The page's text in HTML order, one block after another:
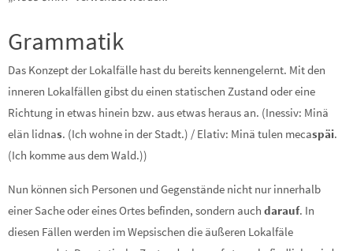
Grammatik
Das Konzept der Lokalfälle hast du bereits kennengelernt. Mit den
inneren Lokalfällen gibst du einen statischen Zustand oder eine
Richtung in etwas hinein bzw. aus etwas heraus an. (Inessiv: Minä
elän lidnas. (Ich wohne in der Stadt.) / Elativ: Minä tulen mecaspäi.
(Ich komme aus dem Wald.))
Nun können sich Personen und Gegenstände nicht nur innerhalb
einer Sache oder eines Ortes befinden, sondern auch darauf. In
diesen Fällen werden im Wepsischen die äußeren Lokalfäle